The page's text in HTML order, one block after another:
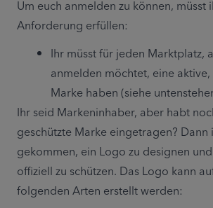
Um euch anmelden zu können, müsst
Anforderung erfüllen:
Ihr müsst für jeden Marktplatz,
anmelden möchtet, eine
Marke haben (siehe
Ihr seid Markeninhaber, aber habt
geschützte Marke eingetragen? Dann
gekommen, ein Logo zu designen
offiziell zu schützen. Das Logo kann
folgenden Arten erstellt werden: